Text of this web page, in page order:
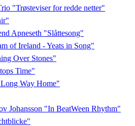
"Trøsteviser for redde netter"
Apneseth "Slåttesong"
of Ireland - Yeats in Song"
Over Stones"
Time"
Way Home"
Johansson "In BeatWeen Rhythm"